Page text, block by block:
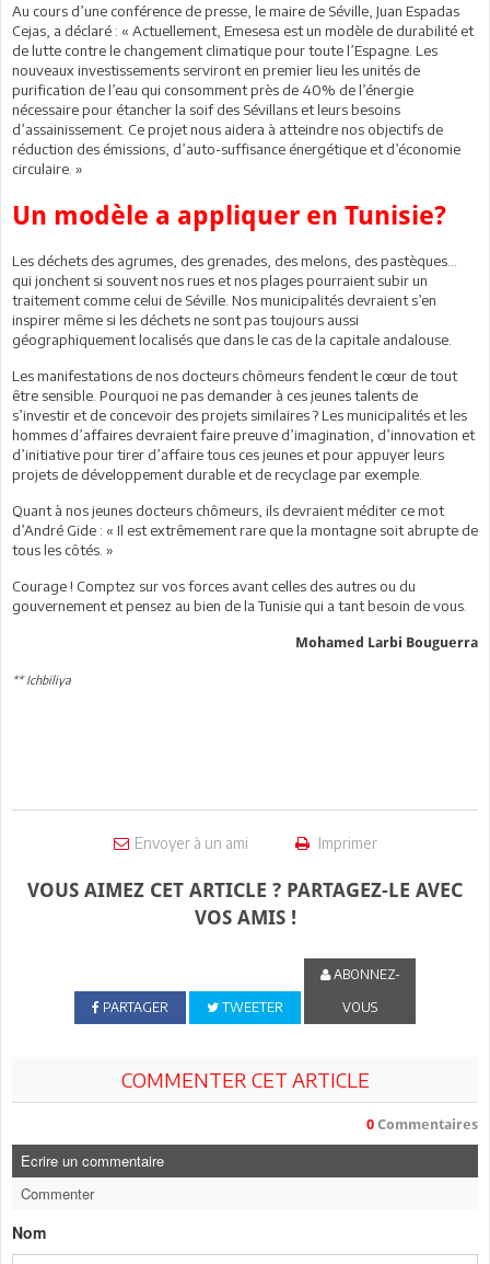
Au cours d’une conférence de presse, le maire de Séville, Juan Espadas
Cejas, a déclaré : « Actuellement, Emesesa est un modèle de durabilité et
de lutte contre le changement climatique pour toute l’Espagne. Les
nouveaux investissements serviront en premier lieu les unités de
purification de l’eau qui consomment près de 40% de l’énergie
nécessaire pour étancher la soif des Sévillans et leurs besoins
d’assainissement. Ce projet nous aidera à atteindre nos objectifs de
réduction des émissions, d’auto-suffisance énergétique et d’économie
circulaire. »
Un modèle a appliquer en Tunisie?
Les déchets des agrumes, des grenades, des melons, des pastèques…
qui jonchent si souvent nos rues et nos plages pourraient subir un
traitement comme celui de Séville. Nos municipalités devraient s’en
inspirer même si les déchets ne sont pas toujours aussi
géographiquement localisés que dans le cas de la capitale andalouse.
Les manifestations de nos docteurs chômeurs fendent le cœur de tout
être sensible. Pourquoi ne pas demander à ces jeunes talents de
s’investir et de concevoir des projets similaires ? Les municipalités et les
hommes d’affaires devraient faire preuve d’imagination, d’innovation et
d’initiative pour tirer d’affaire tous ces jeunes et pour appuyer leurs
projets de développement durable et de recyclage par exemple.
Quant à nos jeunes docteurs chômeurs, ils devraient méditer ce mot
d’André Gide : « Il est extrêmement rare que la montagne soit abrupte de
tous les côtés. »
Courage ! Comptez sur vos forces avant celles des autres ou du
gouvernement et pensez au bien de la Tunisie qui a tant besoin de vous.
Mohamed Larbi Bouguerra
** Ichbiliya
Envoyer à un ami Imprimer
VOUS AIMEZ CET ARTICLE ? PARTAGEZ-LE AVEC
VOS AMIS !
PARTAGER TWEETER
ABONNEZ-
VOUS
COMMENTER CET ARTICLE
0 Commentaires
Ecrire un commentaire
Commenter
Nom